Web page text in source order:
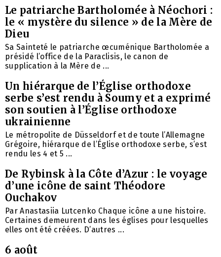
Le patriarche Bartholomée à Néochori :
le « mystère du silence » de la Mère de
Dieu
Sa Sainteté le patriarche œcuménique Bartholomée a
présidé l’office de la Paraclisis, le canon de
supplication à la Mère de ...
Un hiérarque de l’Église orthodoxe
serbe s’est rendu à Soumy et a exprimé
son soutien à l’Église orthodoxe
ukrainienne
Le métropolite de Düsseldorf et de toute l’Allemagne
Grégoire, hiérarque de l’Église orthodoxe serbe, s’est
rendu les 4 et 5 ...
De Rybinsk à la Côte d’Azur : le voyage
d’une icône de saint Théodore
Ouchakov
Par Anastasiia Lutcenko Chaque icône a une histoire.
Certaines demeurent dans les églises pour lesquelles
elles ont été créées. D’autres ...
6 août